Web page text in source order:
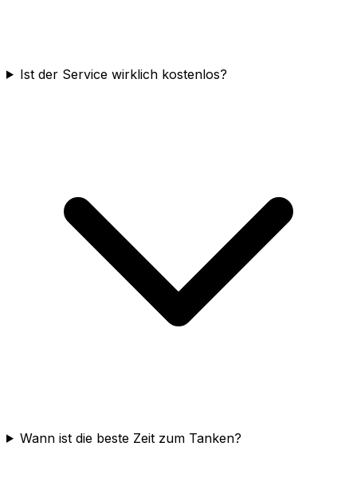
Ist der Service wirklich kostenlos?
Wann ist die beste Zeit zum Tanken?